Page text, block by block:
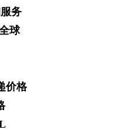
务
球
价格